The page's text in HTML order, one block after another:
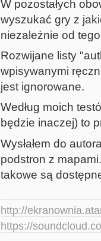
W pozostałych
wyszukać gry z
niezależnie od
Rozwijane listy
wpisywanymi
jest ignorowane.
Według moich
będzie inaczej) to
Wysłałem do
podstron z
takowe są
http://
https://